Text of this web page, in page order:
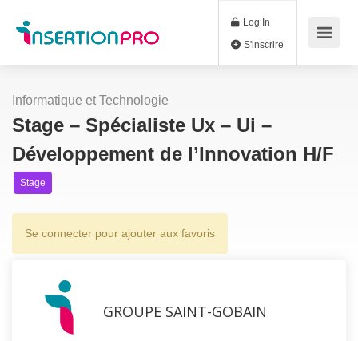
Log In
Informatique et Technologie
Stage – Spécialiste Ux – Ui –
Développement de l’Innovation H/F
Stage
Se connecter pour ajouter aux favoris
GROUPE SAINT-GOBAIN